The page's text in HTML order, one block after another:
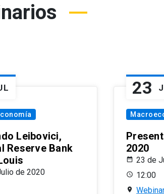
Leibovici,
Reserve Bank
de 2020
23
2020
23 de
12:00